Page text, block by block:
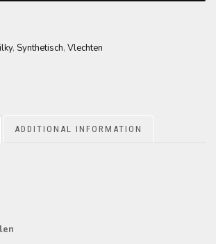
, Synthetisch, Vlechten
ADDITIONAL INFORMATION